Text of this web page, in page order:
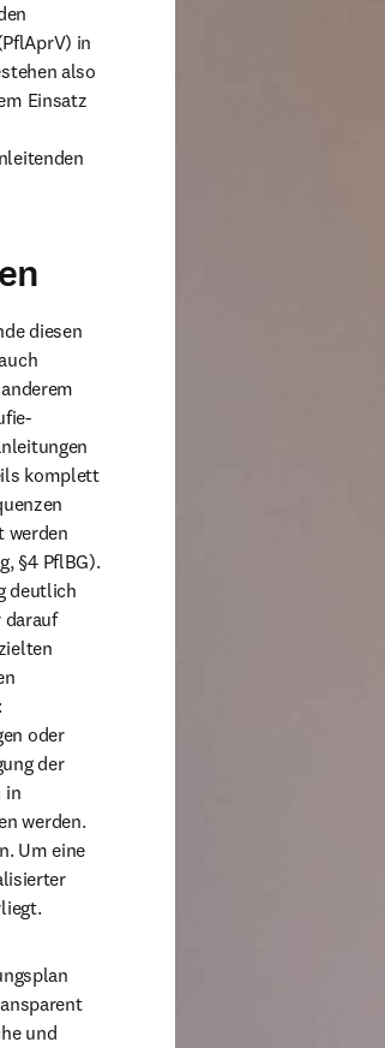
in
also
Einsatz
diesen
komplett
werden
§4 PflBG).
deutlich
darauf
oder
der
in
werden.
Um eine
und